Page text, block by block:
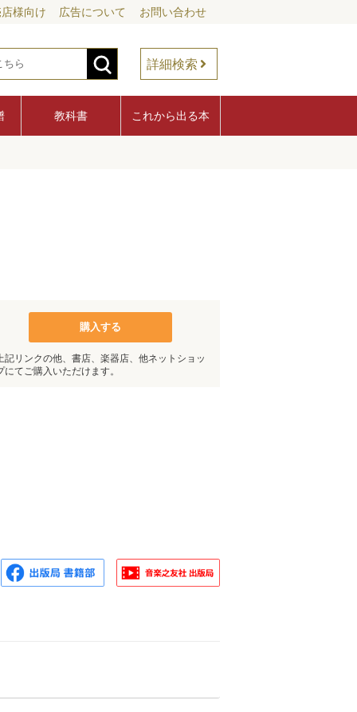
様向け 広告について お問い合わせ
詳細検索
教科書 これから出る本
購入する
記リンクの他、書店、楽器店、他ネットショッ
にてご購入いただけます。